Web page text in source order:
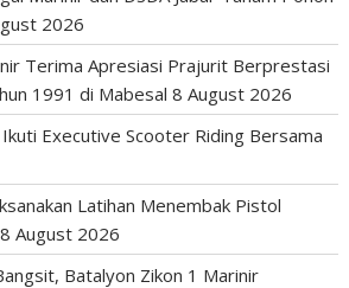
2026
Terima Apresiasi Prajurit Berprestasi
1991 di Mabesal 8 August 2026
Executive Scooter Riding Bersama
Latihan Menembak Pistol
8 August 2026
Batalyon Zikon 1 Marinir